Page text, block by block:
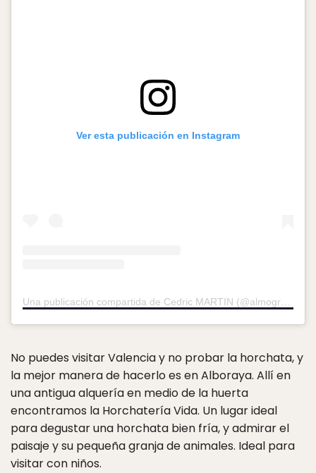
Ver esta publicación en Instagram
Una publicación compartida de Cedric MARTIN (@almograve)
No puedes visitar Valencia y no probar la horchata, y
la mejor manera de hacerlo es en Alboraya. Allí en
una antigua alquería en medio de la huerta
encontramos la Horchatería Vida. Un lugar ideal
para degustar una horchata bien fría, y admirar el
paisaje y su pequeña granja de animales. Ideal para
visitar con niños.